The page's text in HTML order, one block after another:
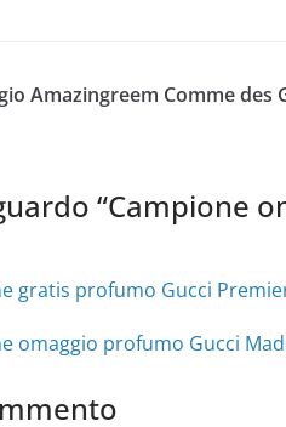
Amazingreem Comme des
“Campione
gratis profumo Gucci
omaggio profumo Gucci